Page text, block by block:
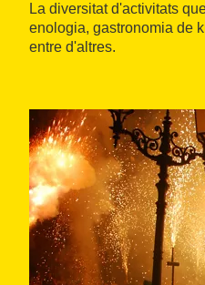
La diversitat d'activitats
enologia, gastronomia de
entre d'altres.